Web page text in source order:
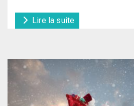
Lire la suite